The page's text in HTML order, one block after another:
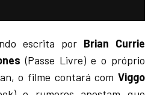
escrita por Brian Currie
(Passe Livre) e o próprio
o filme contará com Viggo